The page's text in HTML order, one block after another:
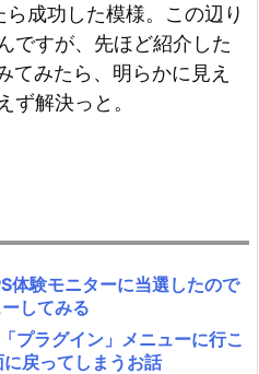
成功した模様。この辺り
ですが、先ほど紹介した
てみたら、明らかに見え
ず解決っと。
体験モニターに当選したので
してみる
ラグイン」メニューに行こ
戻ってしまうお話